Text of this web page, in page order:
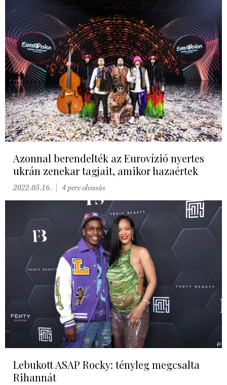
Azonnal berendelték az Eurovízió nyertes
ukrán zenekar tagjait, amikor hazaértek
2022.05.16. 4 perc olvasás
Lebukott ASAP Rocky: tényleg megcsalta
Rihannát